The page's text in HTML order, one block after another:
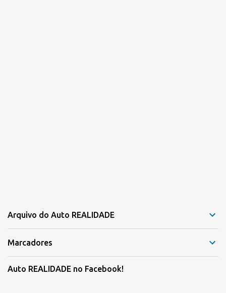
Arquivo do Auto REALIDADE
Marcadores
Auto REALIDADE no Facebook!